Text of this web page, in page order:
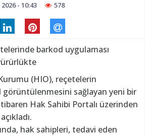
- 10:43 578
barkod uygulaması
(HIO), reçetelerin
sağlayan yeni bir
Hak Sahibi Portalı üzerinden
hak sahipleri, tedavi eden